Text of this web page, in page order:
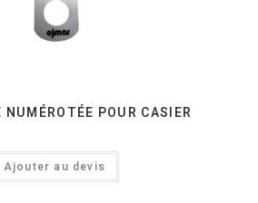
POUR CASIER
Ajouter au devis